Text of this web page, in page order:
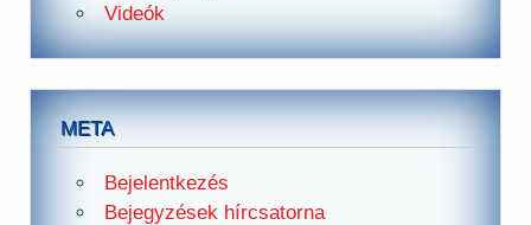
Videók
META
Bejelentkezés
Bejegyzések hírcsatorna